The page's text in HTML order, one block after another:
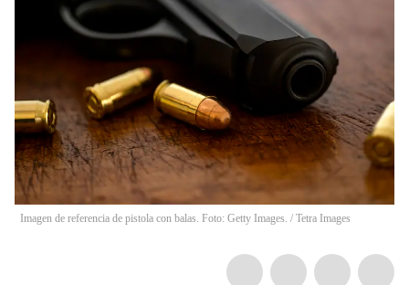
Imagen de referencia de pistola con balas. Foto: Getty Images. / Tetra Images